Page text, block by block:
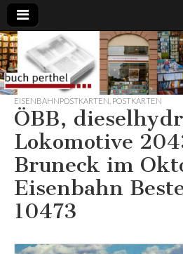
am
EISENBAHNPOSTKARTEN POSTKARTEN
ÖBB,
Lokomotive
Bruneck im
Eisenbahn
10473